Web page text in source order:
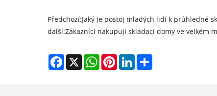
Předchozí:Jaký je postoj mladých lidí k průhledné
další:Zákazníci nakupují skládací domy ve velkém
Facebook
X WhatsAppPinterestLinkedIn